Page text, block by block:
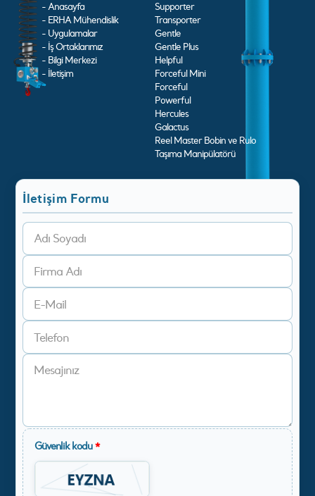
- Anasayfa
- ERHA Mühendislik
- Uygulamalar
- İş Ortaklarımız
- Bilgi Merkezi
- İletişim
Supporter
Transporter
Gentle
Gentle Plus
Helpful
Forceful Mini
Forceful
Powerful
Hercules
Galactus
Reel Master Bobin ve Rulo
Taşıma Manipülatörü
İletişim Formu
Güvenlik kodu*